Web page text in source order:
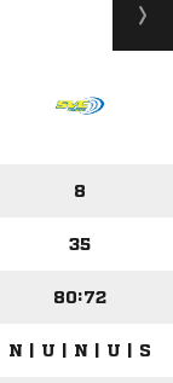
8
35
80:72
N | U | N | U | S